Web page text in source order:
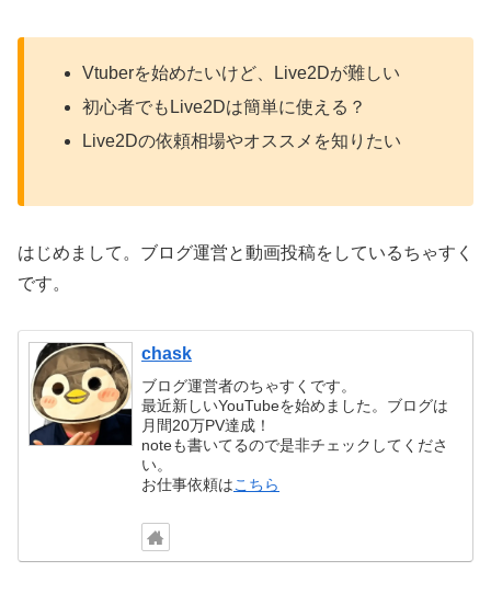
Vtuberを始めたいけど、Live2Dが難しい
初心者でもLive2Dは簡単に使える？
Live2Dの依頼相場やオススメを知りたい
はじめまして。ブログ運営と動画投稿をしているちゃすく
です。
chask
ブログ運営者のちゃすくです。
最近新しいYouTubeを始めました。ブログは
月間20万PV達成！
noteも書いてるので是非チェックしてくださ
い。
お仕事依頼はこちら